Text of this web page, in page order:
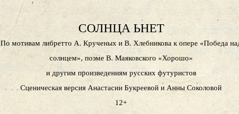
СОЛНЦА ЬНЕТ
По мотивам либретто А. Крученых и В. Хлебникова к опере «Победа
солнцем», поэме В. Маяковского «Хорошо»
и другим произведениям русских футуристов
Сценическая версия Анастасии Букреевой и Анны Соколовой
12+